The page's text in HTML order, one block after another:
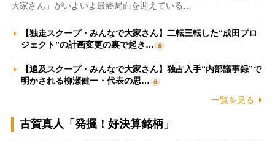
大家さん」がいよいよ最終局面を迎えている…
【独走スクープ・みんなで大家さん】二転三転した“成田プロ
ジェクト”の計画変更の裏で起き…
【追及スクープ・みんなで大家さん】独占入手“内部議事録”で
明かされる柳瀬健一・代表の思…
一覧を見る
古賀真人「発掘！好決算銘柄」